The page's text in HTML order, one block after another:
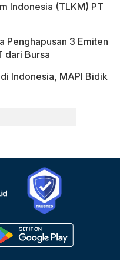
Indonesia (TLKM) PT
Penghapusan 3 Emiten
dari Bursa
Indonesia, MAPI Bidik